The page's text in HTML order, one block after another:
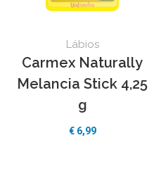
Lábios
Carmex Naturally
Melancia Stick 4,25
g
€ 6,99